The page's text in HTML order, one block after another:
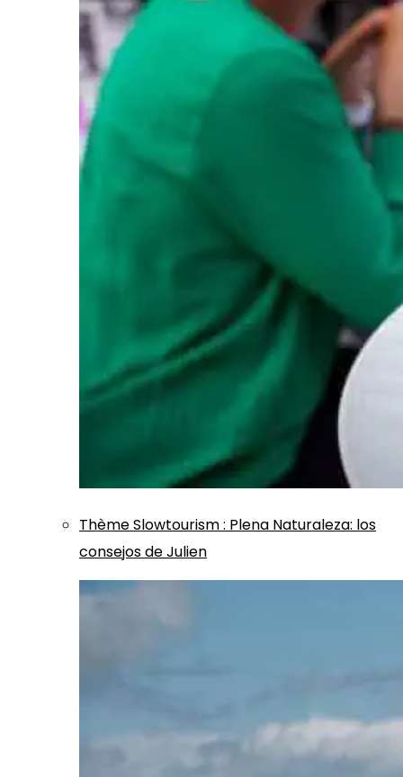
ThèmeSlowtourism: Plena Naturaleza: los
consejos de Julien